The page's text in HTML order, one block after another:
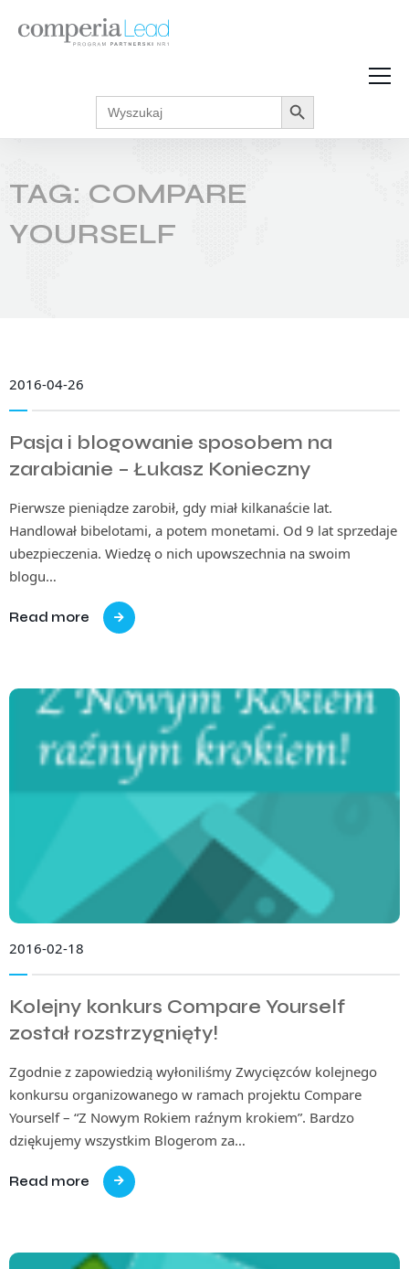
Strefa Wiedzy
Akcje promocyjne
Regulaminy
Search
for:
Search Button
TAG: COMPARE
YOURSELF
2016-04-26
Pasja i blogowanie sposobem na
zarabianie – Łukasz Konieczny
Pierwsze pieniądze zarobił, gdy miał kilkanaście lat.
Handlował bibelotami, a potem monetami. Od 9 lat sprzedaje
ubezpieczenia. Wiedzę o nich upowszechnia na swoim
blogu…
Read more
2016-02-18
Kolejny konkurs Compare Yourself
został rozstrzygnięty!
Zgodnie z zapowiedzią wyłoniliśmy Zwycięzców kolejnego
konkursu organizowanego w ramach projektu Compare
Yourself – “Z Nowym Rokiem raźnym krokiem”. Bardzo
dziękujemy wszystkim Blogerom za…
Read more